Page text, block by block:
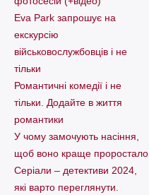
Eva Park запрошує на
екскурсію
військовослужбовців і не
тільки
Романтичні комедії і не
тільки. Додайте в життя
романтики
У чому замочують насіння,
щоб воно краще проростало
Серіали – детективи 2024,
які варто пеpеглянути.